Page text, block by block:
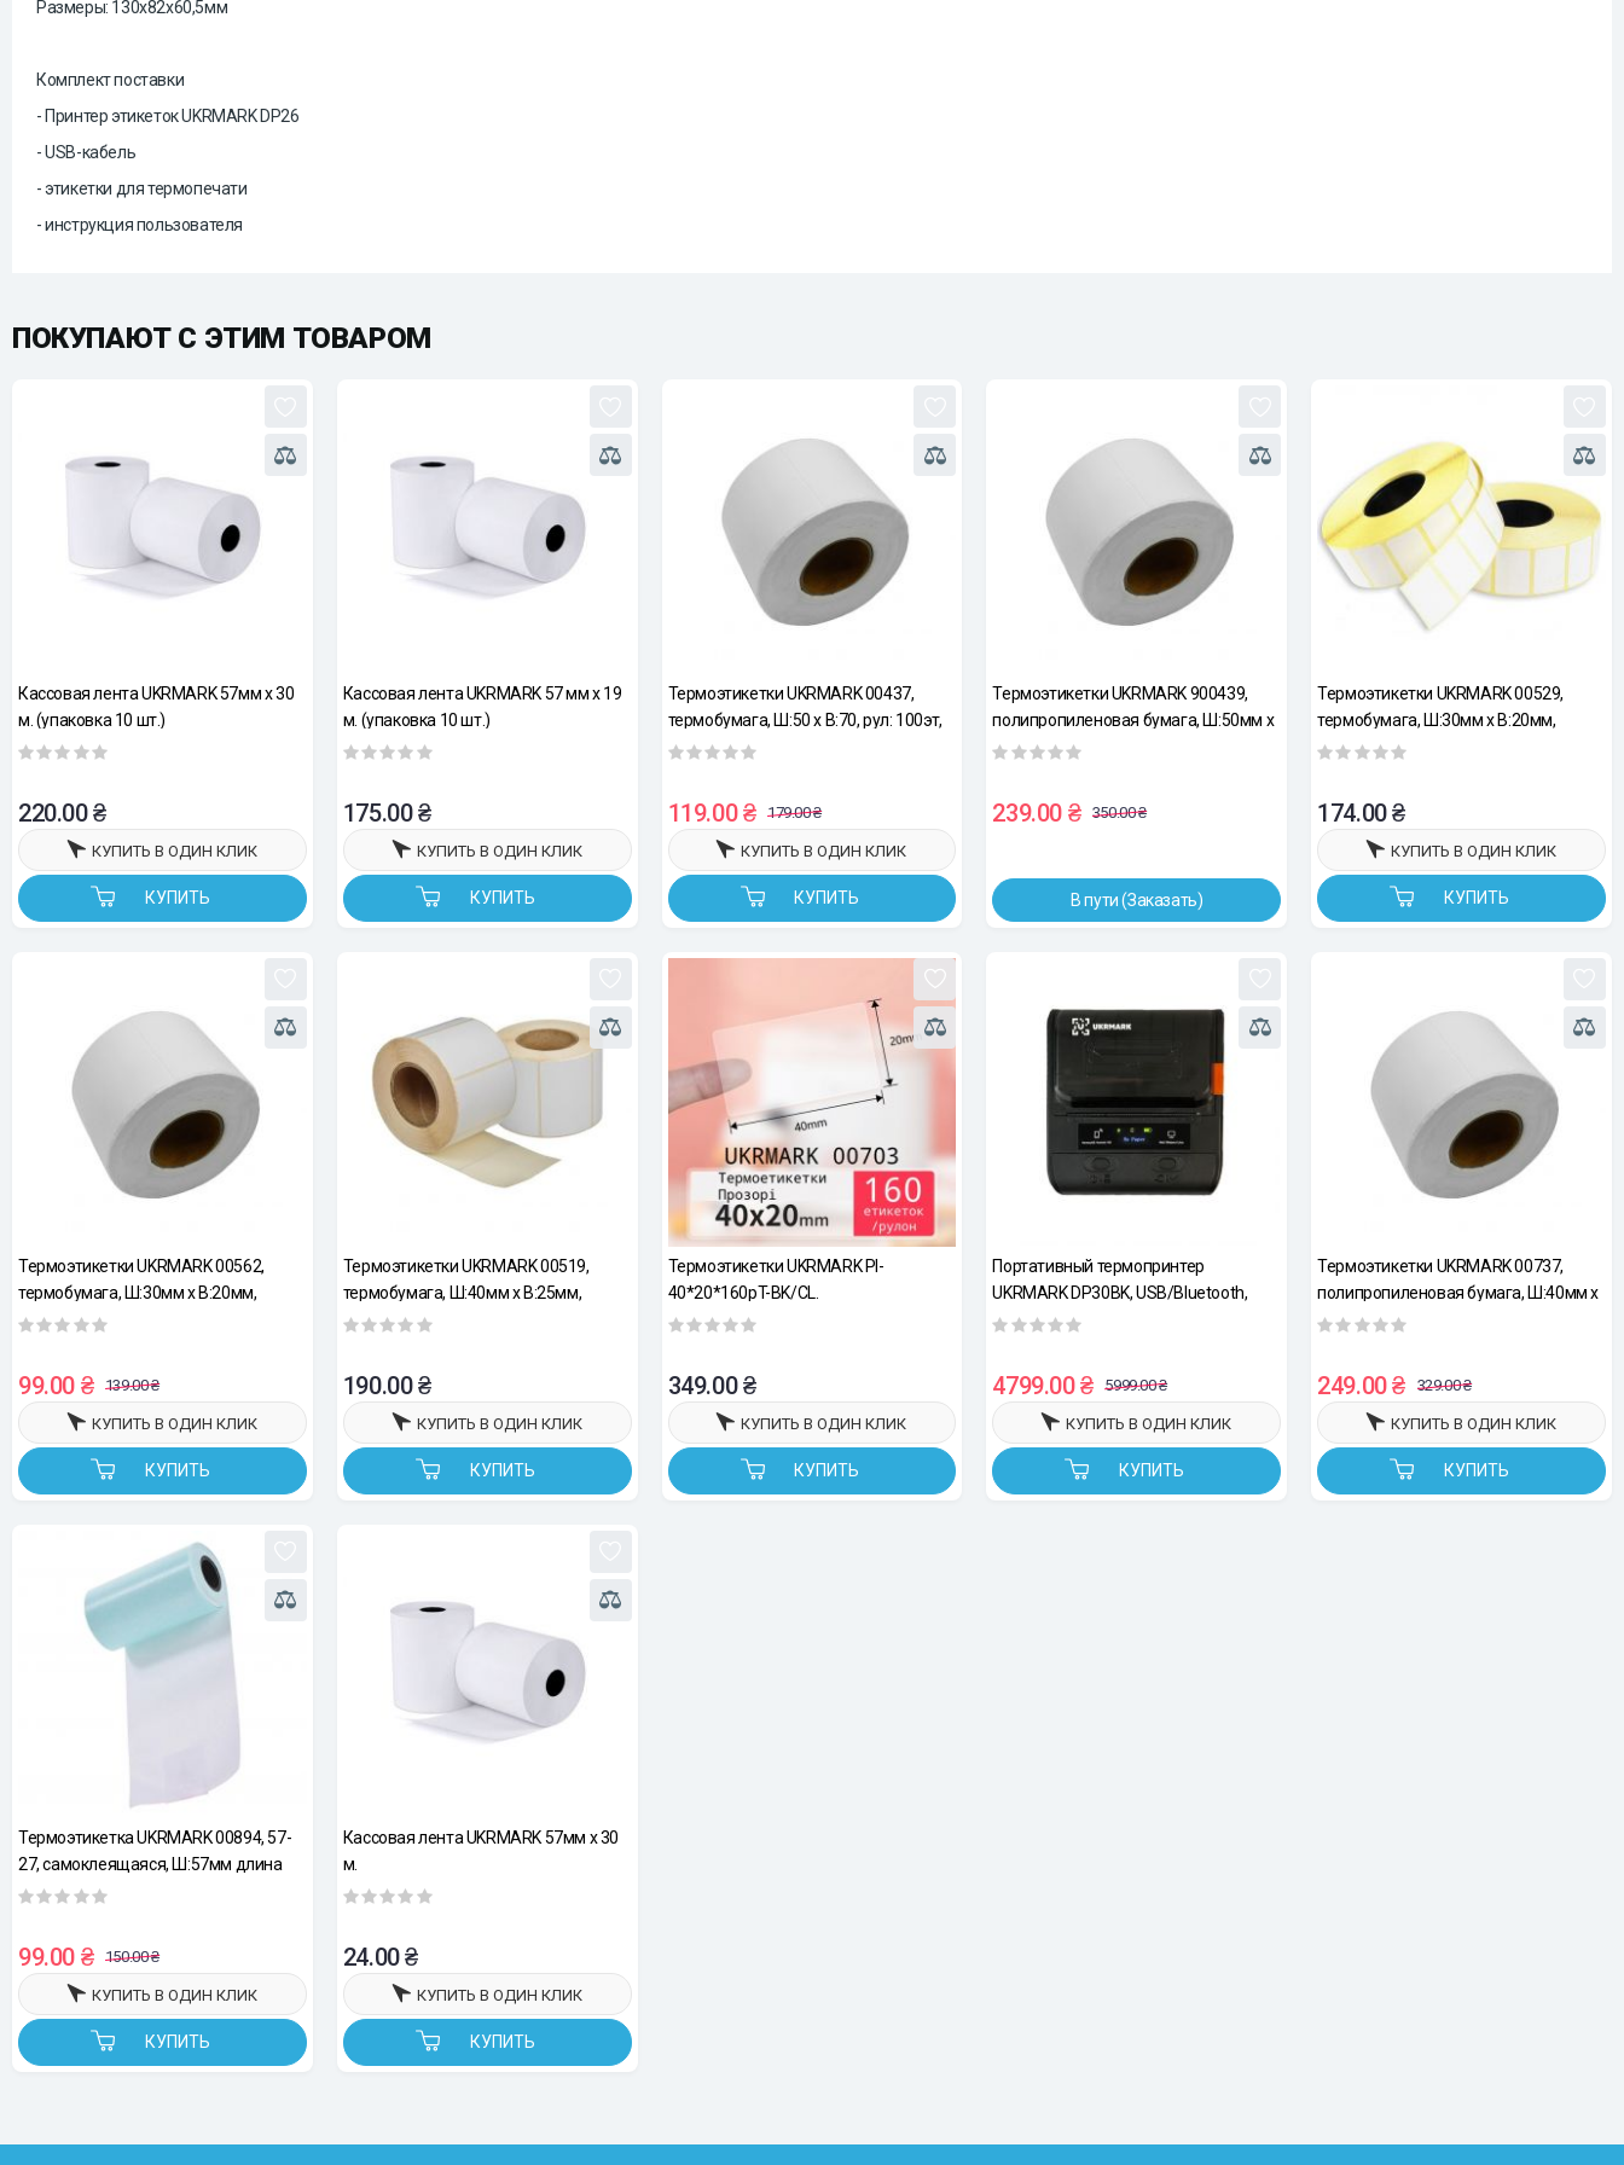
Размеры: 130х82х60,5мм
Комплект поставки
- Принтер этикеток UKRMARK DP26
- USB-кабель
- этикетки для термопечати
- инструкция пользователя
ПОКУПАЮТ С ЭТИМ ТОВАРОМ
Кассовая лента UKRMARK 57мм х 30
м. (упаковка 10 шт.)
220.00 ₴
КУПИТЬ
КУПИТЬ В ОДИН КЛИК
Кассовая лента UKRMARK 57 мм х 19
м. (упаковка 10 шт.)
175.00 ₴
КУПИТЬ
КУПИТЬ В ОДИН КЛИК
Термоэтикетки UKRMARK 00437,
термобумага, Ш:50 х В:70, рул: 100эт,
белые
119.00 ₴ 179.00 ₴
КУПИТЬ
КУПИТЬ В ОДИН КЛИК
Термоэтикетки UKRMARK 900439,
полипропиленовая бумага, Ш:50мм х
В:70мм, рул: 100эт, белые
239.00 ₴ 350.00 ₴
В пути (Заказать)
Термоэтикетки UKRMARK 00529,
термобумага, Ш:30мм х В:20мм,
рул.300шт, белые
174.00 ₴
КУПИТЬ
КУПИТЬ В ОДИН КЛИК
Термоэтикетки UKRMARK 00562,
термобумага, Ш:30мм х В:20мм,
рул:100эт, белые
99.00 ₴ 139.00 ₴
КУПИТЬ
КУПИТЬ В ОДИН КЛИК
Термоэтикетки UKRMARK 00519,
термобумага, Ш:40мм х В:25мм,
рул.200шт, белые, матовые
190.00 ₴
КУПИТЬ
КУПИТЬ В ОДИН КЛИК
Термоэтикетки UKRMARK Pl-
40*20*160pT-BK/CL.
полипропиленовая бумага, Ш:40мм х
349.00 ₴
КУПИТЬ
КУПИТЬ В ОДИН КЛИК
Портативный термопринтер
UKRMARK DP30BK, USB/Bluetooth,
рулоны 20-75 мм, для чеков/этикеток,
полимерных этикетках
4799.00 ₴ 5999.00 ₴
КУПИТЬ
КУПИТЬ В ОДИН КЛИК
Термоэтикетки UKRMARK 00737,
полипропиленовая бумага, Ш:40мм х
В:30мм, рул: 200эт, белые
249.00 ₴ 329.00 ₴
КУПИТЬ
КУПИТЬ В ОДИН КЛИК
Термоэтикетка UKRMARK 00894, 57-
27, самоклеящаяся, Ш:57мм длина
рулона 2,9м, белая, термобумага,
99.00 ₴ 150.00 ₴
КУПИТЬ
КУПИТЬ В ОДИН КЛИК
Кассовая лента UKRMARK 57мм х 30
м.
24.00 ₴
КУПИТЬ
КУПИТЬ В ОДИН КЛИК